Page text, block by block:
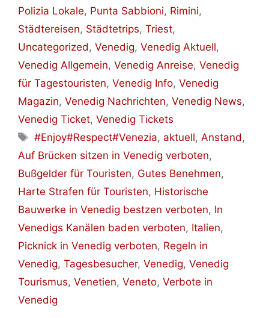
Polizia Lokale, Punta Sabbioni, Rimini,
Städtereisen, Städtetrips, Triest,
Uncategorized, Venedig, Venedig Aktuell,
Venedig Allgemein, Venedig Anreise, Venedig
für Tagestouristen, Venedig Info, Venedig
Magazin, Venedig Nachrichten, Venedig News,
Venedig Ticket, Venedig Tickets
Schlagwörter
#Enjoy#Respect#Venezia, aktuell,Anstand,
Auf Brücken sitzen in Venedig verboten,
Bußgelder für Touristen, Gutes Benehmen,
Harte Strafen für Touristen, Historische
Bauwerke in Venedig bestzen verboten, In
Venedigs Kanälen baden verboten, Italien,
Picknick in Venedig verboten, Regeln in
Venedig, Tagesbesucher, Venedig, Venedig
Tourismus, Venetien, Veneto, Verbote in
Venedig